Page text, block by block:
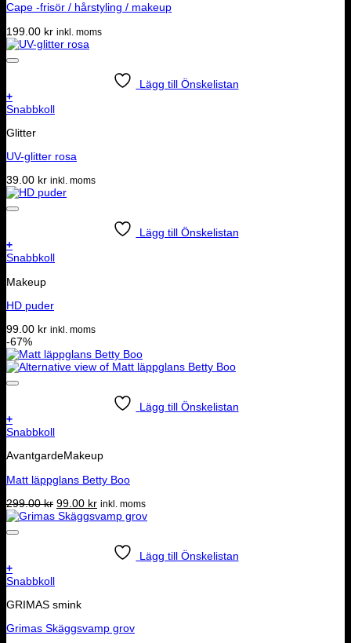
Cape -frisör / hårstyling / makeup
199.00 kr inkl. moms
Lägg till Önskelistan
+
Snabbkoll
Glitter
UV-glitter rosa
39.00 kr inkl. moms
Lägg till Önskelistan
+
Snabbkoll
Makeup
HD puder
99.00 kr inkl. moms
-67%
Lägg till Önskelistan
+
Snabbkoll
AvantgardeMakeup
Matt läppglans Betty Boo
299.00kr Det
ursprungliga
99.00 krDet
nuvarande
99.00 kr.
inkl. moms
Lägg till Önskelistan
+
Snabbkoll
GRIMAS smink
Grimas Skäggsvamp grov